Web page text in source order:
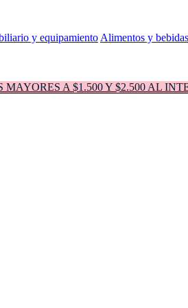
y equipamiento Alimentos y bebidas
A $1.500 Y $2.500 AL